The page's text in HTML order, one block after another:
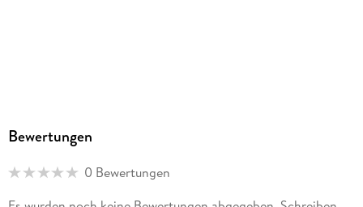
Bewertungen
0 Bewertungen